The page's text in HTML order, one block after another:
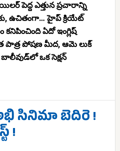
పెద్ద ఎత్తున ప్రచారాన్ని
ఉచితంగా… హైప్ క్రియేట్
ఏదో ఇంగ్లిష్
పోషణ మీద, ఆమె లుక్
ఒక సెక్షన్
సినిమా బెదిరె !
!